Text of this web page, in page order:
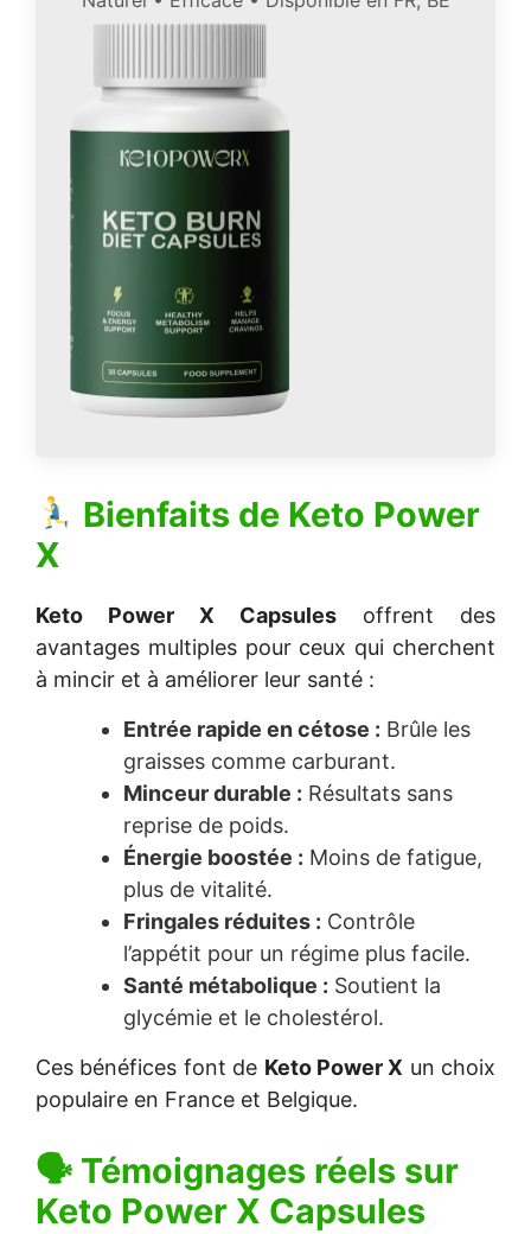
Bienfaits de Keto Power
X
Keto Power X Capsules offrent des
avantages multiples pour ceux qui cherchent
à mincir et à améliorer leur santé :
Entrée rapide en cétose : Brûle les
graisses comme carburant.
Minceur durable : Résultats sans
reprise de poids.
Énergie boostée : Moins de fatigue,
plus de vitalité.
Fringales réduites : Contrôle
l’appétit pour un régime plus facile.
Santé métabolique : Soutient la
glycémie et le cholestérol.
Ces bénéfices font de Keto Power X un choix
populaire en France et Belgique.
🗣 Témoignages réels sur
Keto Power X Capsules